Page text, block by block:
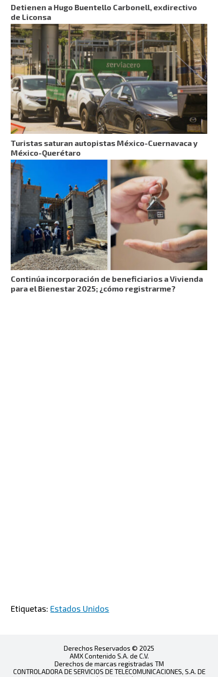
Detienen a Hugo Buentello Carbonell, exdirectivo
de Liconsa
Turistas saturan autopistas México-Cuernavaca y
México-Querétaro
Continúa incorporación de beneficiarios a Vivienda
para el Bienestar 2025; ¿cómo registrarme?
Etiquetas: Estados Unidos
Derechos Reservados © 2025
AMX Contenido S.A. de C.V.
Derechos de marcas registradas TM
CONTROLADORA DE SERVICIOS DE TELECOMUNICACIONES, S.A. DE